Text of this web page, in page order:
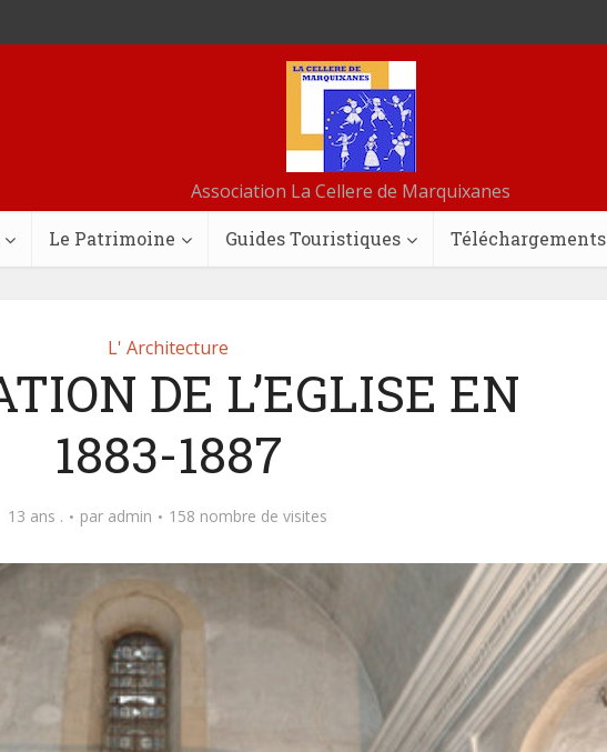
Association La Cellere de Marquixanes
Le Patrimoine Guides Touristiques Téléchargements
L' Architecture
DE L’EGLISE EN
1883-1887
13 ans . par admin 158 nombre de visites